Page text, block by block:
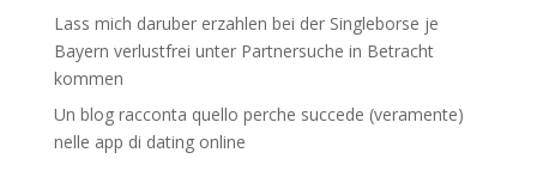
Lass mich daruber erzahlen bei der Singleborse je
Bayern verlustfrei unter Partnersuche in Betracht
kommen
Un blog racconta quello perche succede (veramente)
nelle app di dating online